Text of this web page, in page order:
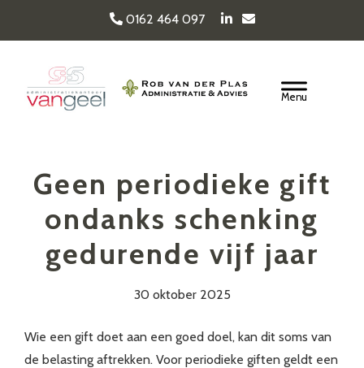
hoofd
inhoud
0162 464 097
Van Geel & van der
Header
Geen periodieke gift
ondanks schenking
gedurende vijf jaar
30 oktober 2025
Wie een gift doet aan een goed doel, kan dit soms van
de belasting aftrekken. Voor periodieke giften geldt een